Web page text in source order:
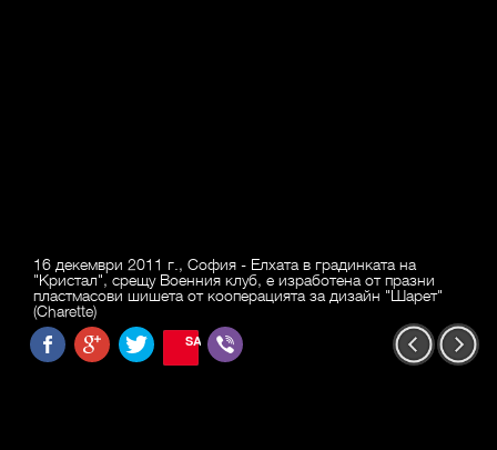
16 декември 2011 г., София - Елхата в градинката на
"Кристал", срещу Военния клуб, е изработена от празни
пластмасови шишета от кооперацията за дизайн "Шарет"
(Charette)
SAVE